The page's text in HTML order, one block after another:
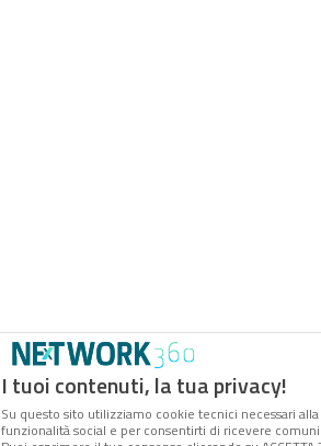
I tuoi contenuti, la tua privacy!
Su questo sito utilizziamo cookie tecnici necessari
funzionalità social e per consentirti di ricevere